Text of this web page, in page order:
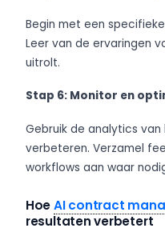
Begin met een
Leer van de ervaringen
uitrolt.
Stap 6: Monitor en
Gebruik de analytics
verbeteren. Verzamel
workflows aan waar
HoeAI contract
resultaten verbetert